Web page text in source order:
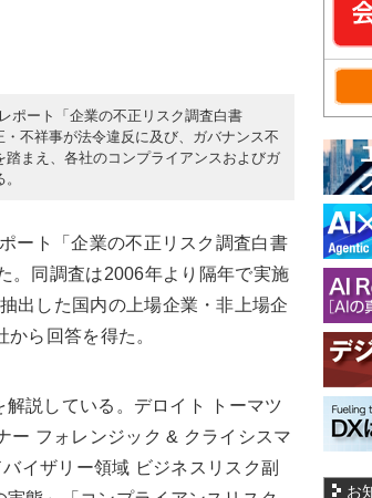
ポート「企業の不正リスク調査白書
不祥事が法令違反に及び、ガバナンス不
まえ、各社のコンプライアンスおよびガ
ート「企業の不正リスク調査白書
。同調査は2006年より隔年で実施
出した国内の上場企業・非上場企
ら回答を得た。
説している。デロイト トーマツ
ー フォレンジック & クライシスマ
イザリー領域 ビジネスリスク副
お